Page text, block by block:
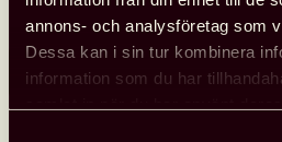
annons- och analysföretag som
Dessa kan i sin tur kombinera
information som du har
Läs mer
Se
Svensk